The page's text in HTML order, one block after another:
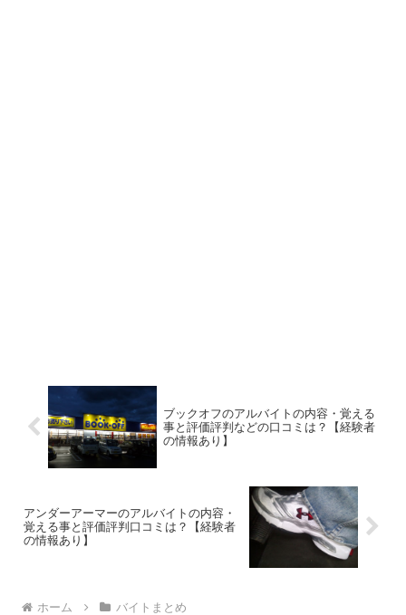
ブックオフのアルバイトの内容・覚える
事と評価評判などの口コミは？【経験者
の情報あり】
アンダーアーマーのアルバイトの内容・
覚える事と評価評判口コミは？【経験者
の情報あり】
ホーム バイトまとめ